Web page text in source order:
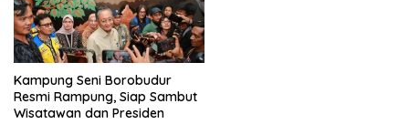
Kampung Seni Borobudur
Resmi Rampung, Siap Sambut
Wisatawan dan Presiden